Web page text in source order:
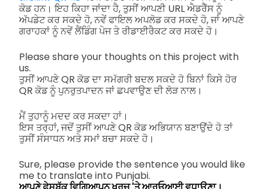
ਕੋਡ ਹਨ। ਇਹ ਕਿਹਾ ਜਾਂਦਾ ਹੈ, ਤੁਸੀਂ ਆਪਣੀ URL ਐਡਰੈੱਸ ਨੂੰ
ਅੱਪਡੇਟ ਕਰ ਸਕਦੇ ਹੋ, ਨਵੇਂ ਫਾਇਲ ਅਪਲੋਡ ਕਰ ਸਕਦੇ ਹੋ, ਜਾਂ ਆਪਣੇ
ਗਰਾਹਕਾਂ ਨੂੰ ਨਵੇਂ ਲੈਂਡਿੰਗ ਪੇਜ ਤੇ ਰੀਡਾਈਰੈਕਟ ਕਰ ਸਕਦੇ ਹੋ।
Please share your thoughts on this project with
us.
ਤੁਸੀਂ ਆਪਣੇ QR ਕੋਡ ਦਾ ਸਮੱਗਰੀ ਬਦਲ ਸਕਦੇ ਹੋ ਬਿਨਾਂ ਕਿਸੇ ਹੋਰ
QR ਕੋਡ ਨੂੰ ਪੁਨਰੁਤਪਾਦਨ ਜਾਂ ਛਪਵਾਉਣ ਦੀ ਲੋੜ ਨਾਲ।
ਮੈਂ ਤੁਹਾਨੂੰ ਮਦਦ ਕਰ ਸਕਦਾ ਹਾਂ।
ਇਸ ਤਰ੍ਹਾਂ, ਜਦੋਂ ਤੁਸੀਂ ਆਪਣੇ QR ਕੋਡ ਅਭਿਯਾਨ ਬਣਾਉਂਦੇ ਹੋ ਤਾਂ
ਤੁਸੀਂ ਸੰਸਾਧਨ ਅਤੇ ਸਮਾਂ ਬਚਾ ਸਕਦੇ ਹੋ।
Sure, please provide the sentence you would like
me to translate into Punjabi.